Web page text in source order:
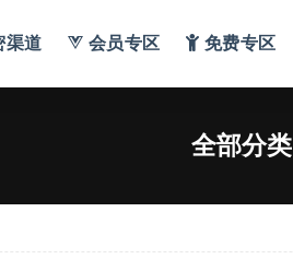
渠道 会员专区 免费专区
全部分类